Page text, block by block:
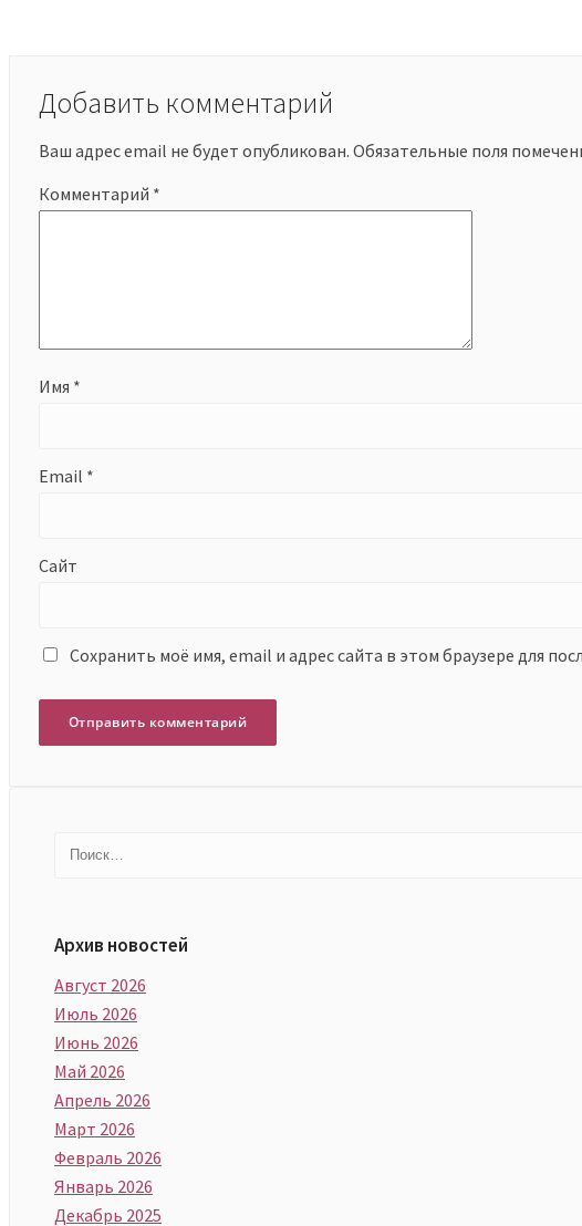
Добавить комментарий
Ваш адрес email не будет опубликован. Обязательные поля
Комментарий *
Имя *
Email *
Сайт
Сохранить моё имя, email и адрес сайта в этом браузере для
Найти:
Архив новостей
Август 2026
Июль 2026
Июнь 2026
Май 2026
Апрель 2026
Март 2026
Февраль 2026
Январь 2026
Декабрь 2025